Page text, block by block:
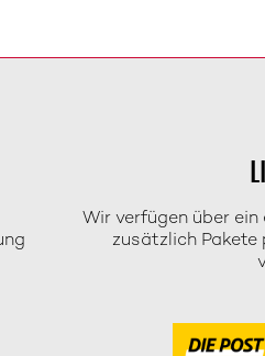
Wir verfügen über
zusätzlich